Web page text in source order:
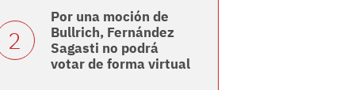
Por una moción de
Bullrich, Fernández
Sagasti no podrá
votar de forma virtual